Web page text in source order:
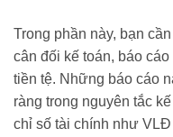
Trong phần này, bạn
cân đối kế toán, báo
tiền tệ. Những báo cáo
ràng trong nguyên tắc
chỉ số tài chính như